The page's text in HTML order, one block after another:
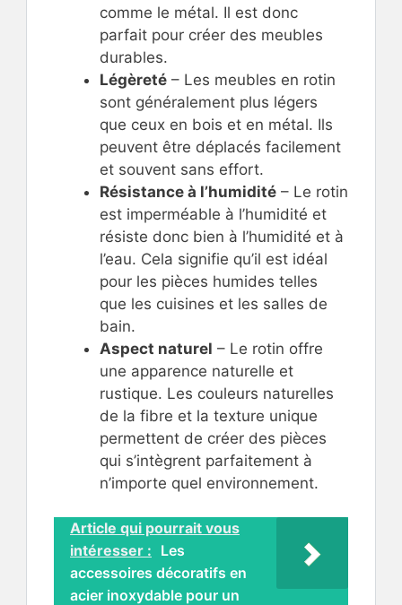
comme le métal. Il est donc
parfait pour créer des meubles
durables.
Légèreté – Les meubles en rotin
sont généralement plus légers
que ceux en bois et en métal. Ils
peuvent être déplacés facilement
et souvent sans effort.
Résistance à l’humidité – Le rotin
est imperméable à l’humidité et
résiste donc bien à l’humidité et à
l’eau. Cela signifie qu’il est idéal
pour les pièces humides telles
que les cuisines et les salles de
bain.
Aspect naturel – Le rotin offre
une apparence naturelle et
rustique. Les couleurs naturelles
de la fibre et la texture unique
permettent de créer des pièces
qui s’intègrent parfaitement à
n’importe quel environnement.
Article qui pourrait vous
intéresser : Les
accessoires décoratifs en
acier inoxydable pour un